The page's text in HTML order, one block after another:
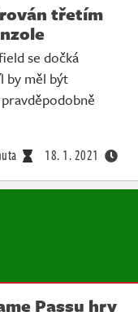
třetím
se dočká
by měl být
18. 1. 2021
Passu hry